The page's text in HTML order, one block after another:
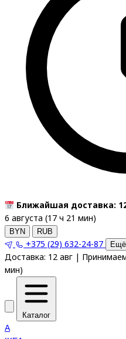
Ближайшая доставка:
6 августа (17 ч 21 мин)
BYN RUB
+375 (29) 632-24-87 Ещё
Доставка: 12 авг |
мин)
Каталог
A